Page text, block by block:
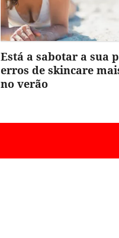
Está a sabotar a sua
erros de skincare
no verão